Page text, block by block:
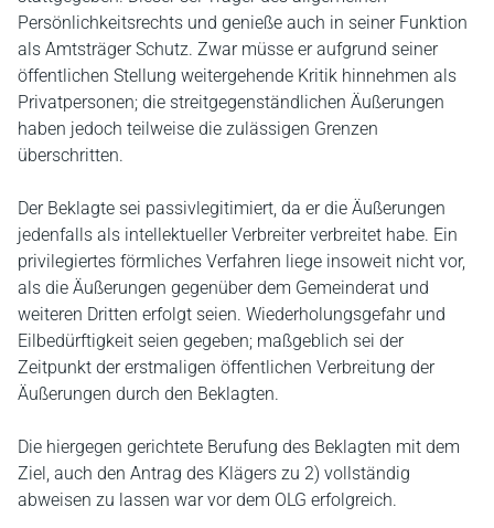
Persönlichkeitsrechts und genieße auch in seiner Funktion
als Amtsträger Schutz. Zwar müsse er aufgrund seiner
öffentlichen Stellung weitergehende Kritik hinnehmen als
Privatpersonen; die streitgegenständlichen Äußerungen
haben jedoch teilweise die zulässigen Grenzen
überschritten.
Der Beklagte sei passivlegitimiert, da er die Äußerungen
jedenfalls als intellektueller Verbreiter verbreitet habe. Ein
privilegiertes förmliches Verfahren liege insoweit nicht vor,
als die Äußerungen gegenüber dem Gemeinderat und
weiteren Dritten erfolgt seien. Wiederholungsgefahr und
Eilbedürftigkeit seien gegeben; maßgeblich sei der
Zeitpunkt der erstmaligen öffentlichen Verbreitung der
Äußerungen durch den Beklagten.
Die hiergegen gerichtete Berufung des Beklagten mit dem
Ziel, auch den Antrag des Klägers zu 2) vollständig
abweisen zu lassen war vor dem OLG erfolgreich.